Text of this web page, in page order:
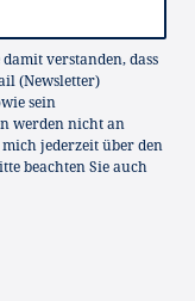
verstanden, dass
(Newsletter)
sein
werden nicht an
jederzeit über den
beachten Sie auch